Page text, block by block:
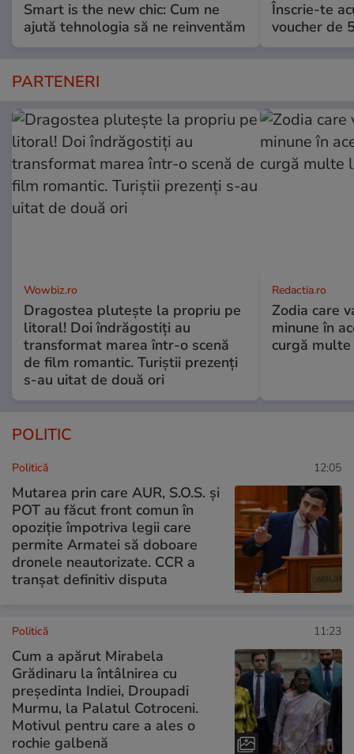
Smart is the new chic: Cum ne
ajută tehnologia să ne reinventăm
Înscrie-te
voucher de
PARTENERI
Wowbiz.ro
Dragostea plutește la propriu pe
litoral! Doi îndrăgostiți au
transformat marea într-o scenă
de film romantic. Turiștii prezenți
s-au uitat de două ori
Redactia.ro
Zodia care
minune în
curgă
POLITIC
Politică 12:05
Mutarea prin care AUR, S.O.S. și
POT au făcut front comun în
opoziție împotriva legii care
permite Armatei să doboare
dronele neautorizate. CCR a
tranșat definitiv disputa
Politică 11:23
Cum a apărut Mirabela
Grădinaru la întâlnirea cu
președinta Indiei, Droupadi
Murmu, la Palatul Cotroceni.
Motivul pentru care a ales o
rochie galbenă